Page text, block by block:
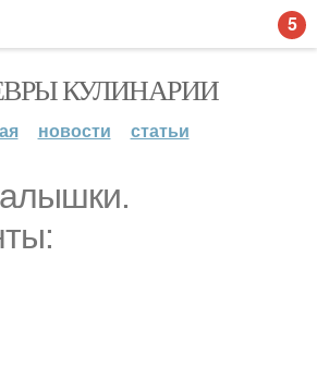
КУЛИНАРИИ
новости статьи
5